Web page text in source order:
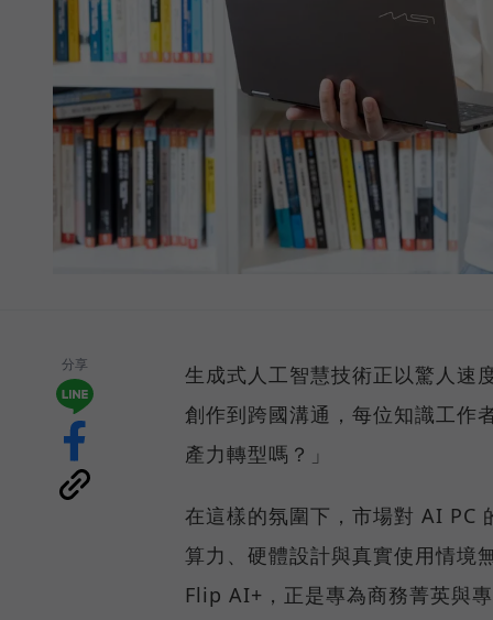
分享
生成式人工智慧技術正以驚人速
創作到跨國溝通，每位知識工作
產力轉型嗎？」
在這樣的氛圍下，市場對 AI PC
算力、硬體設計與真實使用情
Flip AI+，正是專為商務菁英與